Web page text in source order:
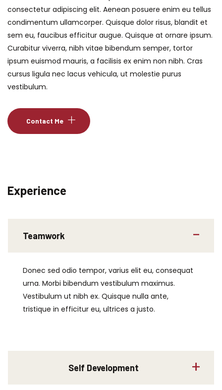
consectetur adipiscing elit. Aenean posuere enim eu tellus
condimentum ullamcorper. Quisque dolor risus, blandit et
sem eu, faucibus efficitur augue. Quisque at ornare ipsum.
Curabitur viverra, nibh vitae bibendum semper, tortor
ipsum euismod mauris, a facilisis ex enim non nibh. Cras
cursus ligula nec lacus vehicula, ut molestie purus
vestibulum.
Contact Me
Experience
Teamwork
Donec sed odio tempor, varius elit eu, consequat
urna. Morbi bibendum vestibulum maximus.
Vestibulum ut nibh ex. Quisque nulla ante,
tristique in efficitur eu, ultrices a justo.
Self Development